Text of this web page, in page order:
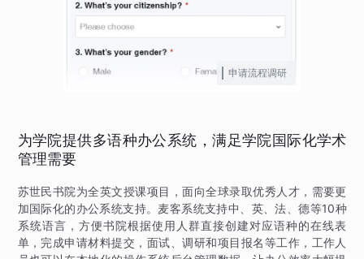
申请流程调研
为学院提供多语种办公系统，满足学院国际化学术
管理需要
苏世民书院为全英文授课项目，面向全球录取优秀人才，需要更
加国际化的办公系统支持。麦客系统支持中、英、法、德等10种
系统语言，方便书院根据使用人群直接创建对应语种的在线表
单，完成申请材料提交，面试、调研和项目报名等工作，工作人